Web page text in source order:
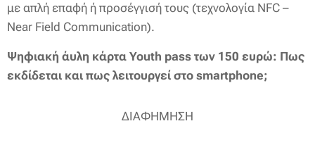
με απλή επαφή ή προσέγγισή τους (τεχνολογία NFC –
Near Field Communication).
Ψηφιακή άυλη κάρτα Youth pass των 150 ευρώ: Πως
εκδίδεται και πως λειτουργεί στο smartphone;
ΔΙΑΦΗΜΗΣΗ